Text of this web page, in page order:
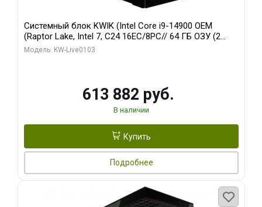
Системный блок KWIK (Intel Core i9-14900 OEM
(Raptor Lake, Intel 7, C24 16EC/8PC// 64 ГБ ОЗУ (2
модуля)/ Afox RTX4090 24GB GDDR6X 384-Bit 3xDP
Модель: KW-Live0103
613 882 руб.
В наличии
Купить
Подробнее